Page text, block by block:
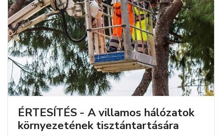
ÉRTESÍTÉS - A villamos hálózatok
környezetének tisztántartására